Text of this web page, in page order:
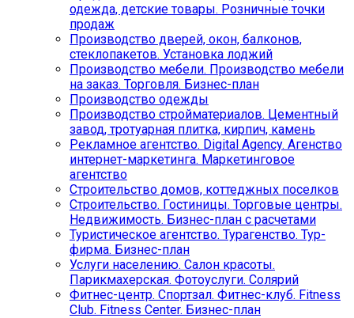
одежда, детские товары. Розничные точки
продаж
Производство дверей, окон, балконов,
стеклопакетов. Установка лоджий
Производство мебели. Производство мебели
на заказ. Торговля. Бизнес-план
Производство одежды
Производство стройматериалов. Цементный
завод, тротуарная плитка, кирпич, камень
Рекламное агентство. Digital Agency. Агенство
интернет-маркетинга. Маркетинговое
агентство
Строительство домов, коттеджных поселков
Строительство. Гостиницы. Торговые центры.
Недвижимость. Бизнес-план с расчетами
Туристическое агентство. Турагенство. Тур-
фирма. Бизнес-план
Услуги населению. Салон красоты.
Парикмахерская. Фотоуслуги. Солярий
Фитнес-центр. Спортзал. Фитнес-клуб. Fitness
Club. Fitness Center. Бизнес-план